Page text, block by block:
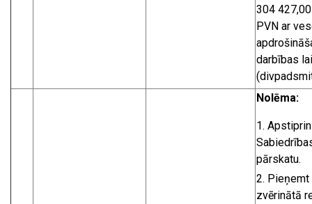
304
PVN ar
darbības
Nolēma:
pārskatu.
Pieņemt
zvērinātā